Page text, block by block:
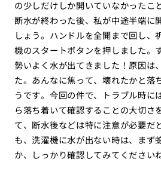
の少しだけしか開いていなかったこ
断水が終わった後、私が中途半端に
しょう。ハンドルを全開まで回し、
機のスタートボタンを押しました。
勢いよく水が出てきました！原因は
た。あんなに焦って、壊れたかと落
うです。今回の件で、トラブル時に
ら落ち着いて確認することの大切さ
て、断水後などは特に注意が必要だ
も、洗濯機に水が出ない時は、まず
か、しっかり確認してみてくださいね